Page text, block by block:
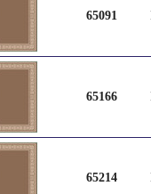
65091
65166
65214